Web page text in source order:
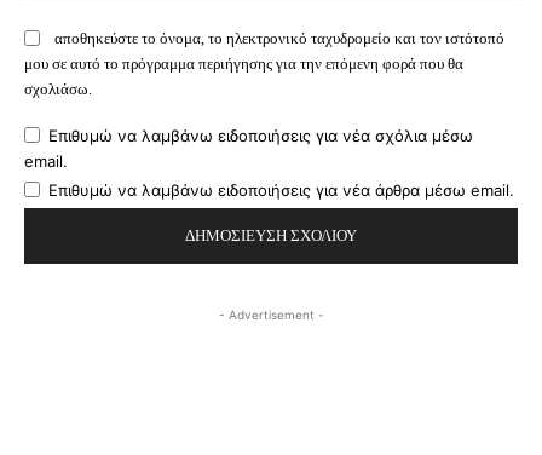
αποθηκεύστε το όνομα, το ηλεκτρονικό ταχυδρομείο και τον ιστότοπό
μου σε αυτό το πρόγραμμα περιήγησης για την επόμενη φορά που θα
σχολιάσω.
Επιθυμώ να λαμβάνω ειδοποιήσεις για νέα σχόλια μέσω
email.
Επιθυμώ να λαμβάνω ειδοποιήσεις για νέα άρθρα μέσω email.
- Advertisement -